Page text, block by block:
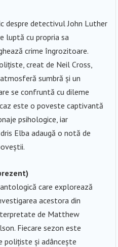
despre detectivul John Luther
luptă cu propria sa
crime îngrozitoare.
creat de Neil Cross,
sumbră și un
se confruntă cu dileme
este o poveste captivantă
psihologice, iar
Elba adaugă o notă de
care explorează
acestora din
de Matthew
Fiecare sezon este
polițiste și adâncește